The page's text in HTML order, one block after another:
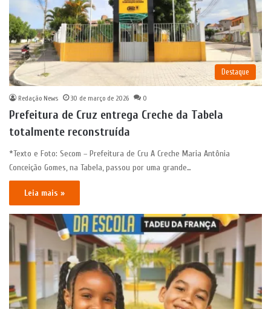
Destaque
Redação News 30 de março de 2026 0
Prefeitura de Cruz entrega Creche da Tabela
totalmente reconstruída
*Texto e Foto: Secom – Prefeitura de Cru A Creche Maria Antônia
Conceição Gomes, na Tabela, passou por uma grande…
Leia mais »